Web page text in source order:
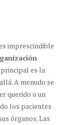
imprescindible
principal es la
A menudo se
querido o un
los pacientes
órganos. Las